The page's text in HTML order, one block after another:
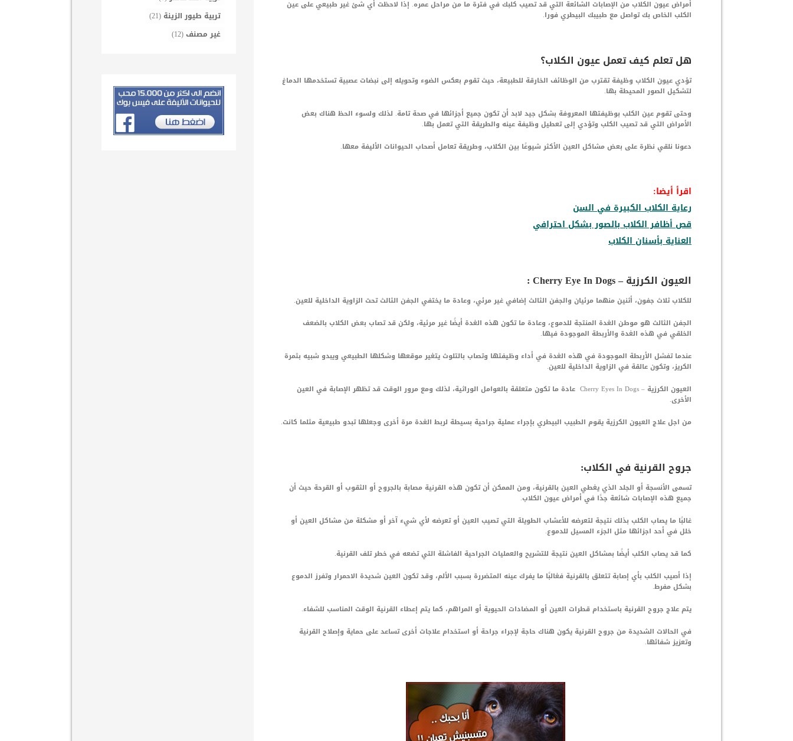
أمراض عيون الكلاب من الإصابات الشائعة التي قد تصيب كلبك في فترة ما من مراحل عمره. إذا لاحظت أي شئ غير طبيعي على عين
الكلب الخاص بك تواصل مع طبيبك البيطري فورا.
هل تعلم كيف تعمل عيون الكلاب؟
تؤدي عيون الكلاب وظيفة تقترب من الوظائف الخارقة للطبيعة، حيث تقوم بعكس الضوء وتحويله إلى نبضات عصبية تستخدمها الدماغ
لتشكيل الصور المحيطة بها.
وحتى تقوم عين الكلب بوظيفتها المعروفة بشكل جيد لابد أن تكون جميع أجزائها في صحة تامة. لذلك ولسوء الحظ هناك بعض
الأمراض التي قد تصيب الكلب وتؤدي إلى تعطيل وظيفة عينه والطريقة التي تعمل بها.
دعونا نلقي نظرة على بعض مشاكل العين الأكثر شيوعًا بين الكلاب، وطريقة تعامل أصحاب الحيوانات الأليفة معها.
اقرأ أيضا:
رعاية الكلاب الكبيرة في السن
قص أظافر الكلاب بالصور بشكل احترافي
العناية بأسنان الكلاب
العيون الكرزية – Cherry Eye In Dogs :
للكلاب ثلاث جفون، أثنين منهما مرئيان والجفن الثالث إضافي غير مرئي، وعادة ما يختفي الجفن الثالث تحت الزاوية الداخلية للعين.
الجفن الثالث هو موطن الغدة المنتجة للدموع، وعادة ما تكون هذه الغدة أيضًا غير مرئية، ولكن قد تصاب بعض الكلاب بالضعف
الخلقي في هذه الغدة والأربطة الموجودة فيها.
عندما تفشل الأربطة الموجودة في هذه الغدة في أداء وظيفتها وتصاب بالتلوث يتغير موقعها وشكلها الطبيعي ويبدو شبيه بثمرة
الكريز، وتكون عالقة في الزاوية الداخلية للعين.
العيون الكرزية – Cherry Eyes In Dogs عادة ما تكون متعلقة بالعوامل الوراثية، لذلك ومع مرور الوقت قد تظهر الإصابة في العين
الأخرى.
من اجل علاج العيون الكرزية يقوم الطبيب البيطري بإجراء عملية جراحية بسيطة لربط الغدة مرة أخرى وجعلها تبدو طبيعية مثلما كانت.
جروح القرنية في الكلاب:
تسمى الأنسجة أو الجلد الذي يغطي العين بالقرنية، ومن الممكن أن تكون هذه القرنية مصابة بالجروح أو الثقوب أو القرحة حيث أن
جميع هذه الإصابات شائعة جدًا في أمراض عيون الكلاب.
غالبًا ما يصاب الكلب بذلك نتيجة لتعرضه للأعشاب الطويلة التي تصيب العين أو تعرضه لأي شيء آخر أو مشكلة من مشاكل العين أو
خلل في أحد اجزائها مثل الجزء المسيل للدموع.
كما قد يصاب الكلب أيضًا بمشاكل العين نتيجة للتشريح والعمليات الجراحية الفاشلة التي تضعه في خطر تلف القرنية.
إذا أصيب الكلب بأي إصابة تتعلق بالقرنية فغالبًا ما يفرك عينه المتضررة بسبب الألم، وقد تكون العين شديدة الاحمرار وتفرز الدموع
بشكل مفرط.
يتم علاج جروح القرنية باستخدام قطرات العين أو المضادات الحيوية أو المراهم، كما يتم إعطاء القرنية الوقت المناسب للشفاء.
في الحالات الشديدة من جروح القرنية يكون هناك حاجة لإجراء جراحة أو استخدام علاجات أخرى تساعد على حماية وإصلاح القرنية
وتعزيز شفائها.
تربية طيور الزينة (21)
غير مصنف(12)